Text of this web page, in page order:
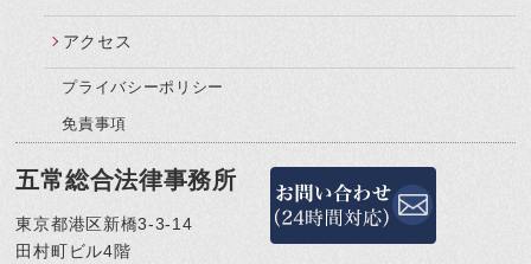
アクセス
プライバシーポリシー
免責事項
五常総合法律事務所
東京都港区新橋3-3-14
田村町ビル4階